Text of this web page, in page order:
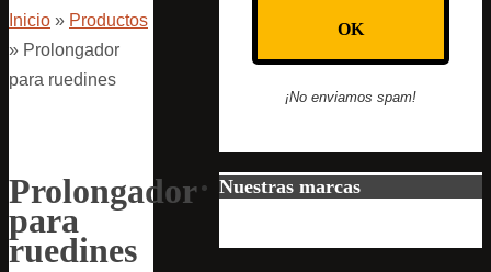
Inicio » Productos
» Prolongador
para ruedines
Prolongador
para
ruedines
¡No enviamos spam!
Nuestras marcas